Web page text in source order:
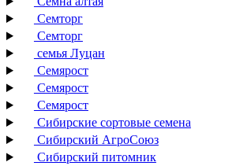
Семторг
Семторг
семья Луцан
Семярост
Семярост
Семярост
Сибирские сортовые семена
Сибирский АгроСоюз
Сибирский питомник